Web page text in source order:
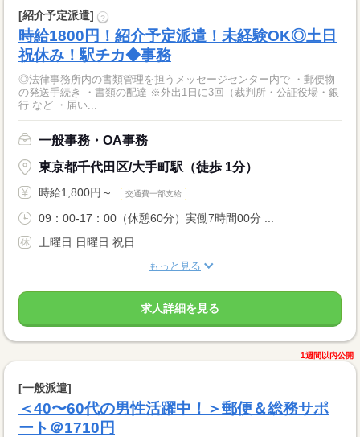
[紹介予定派遣] ?
時給1800円！紹介予定派遣！未経験OK◎土日
祝休み！駅チカ◆事務
◎法律事務所内の書類管理を担うメッセージセンター内で ・郵便物
の発送手続き ・書類の配達 ※外出1日に3回（裁判所・公証役場・銀
行 など ・届い...
一般事務・OA事務
東京都千代田区/大手町駅（徒歩 1分）
時給1,800円～ 交通費一部支給
09：00-17：00（休憩60分）実働7時間00分 ...
土曜日 日曜日 祝日
もっと見る
求人詳細を見る
1週間以内公開
[一般派遣]
＜40〜60代の男性活躍中！＞郵便＆総務サポ
ート＠1710円